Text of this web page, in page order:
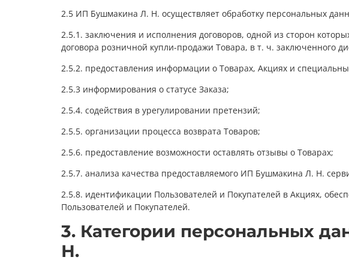
2.5 ИП Бушмакина Л. Н. осуществляет обработку персональных
2.5.1. заключения и исполнения договоров, одной из сторон
договора розничной купли-продажи Товара, в т. ч. заключенного
2.5.2. предоставления информации о Товарах, Акциях и
2.5.3 информирования о статусе Заказа;
2.5.4. содействия в урегулировании претензий;
2.5.5. организации процесса возврата Товаров;
2.5.6. предоставление возможности оставлять отзывы о Товарах;
2.5.7. анализа качества предоставляемого ИП Бушмакина Л. Н.
2.5.8. идентификации Пользователей и Покупателей в Акциях,
Пользователей и Покупателей.
3. Категории персональных
Н.